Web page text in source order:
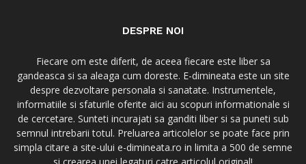
DESPRE NOI
Fiecare om este diferit, de aceea fiecare este liber sa
gandeasca si sa aleaga cum doreste. E-dimineata este un site
despre dezvoltare personala si sanatate. Instrumentele,
informatiile si sfaturile oferite aici au scopuri informationale si
de cercetare. Sunteti incurajati sa ganditi liber si sa puneti sub
semnul intrebarii totul. Preluarea articolelor se poate face prin
simpla citare a site-ului e-dimineata.ro in limita a 500 de semne